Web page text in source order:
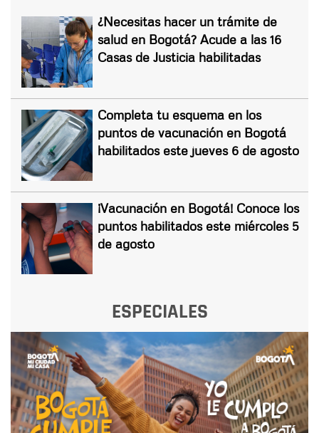
¿Necesitas hacer un trámite de
salud en Bogotá? Acude a las 16
Casas de Justicia habilitadas
Completa tu esquema en los
puntos de vacunación en Bogotá
habilitados este jueves 6 de agosto
¡Vacunación en Bogotá! Conoce los
puntos habilitados este miércoles 5
de agosto
ESPECIALES